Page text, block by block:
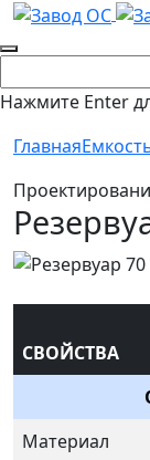
Нажмите Enter
Главная
СВОЙСТВА
Материал